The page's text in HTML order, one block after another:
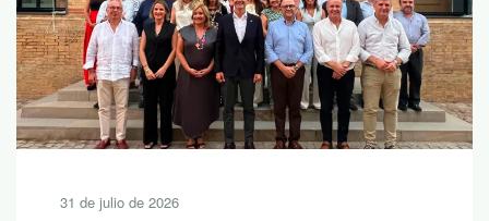
31 de julio de 2026